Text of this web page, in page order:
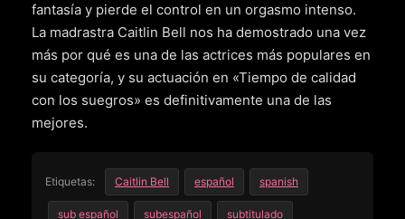
fantasía y pierde el control en un orgasmo intenso.
La madrastra Caitlin Bell nos ha demostrado una vez
más por qué es una de las actrices más populares en
su categoría, y su actuación en «Tiempo de calidad
con los suegros» es definitivamente una de las
mejores.
Etiquetas: Caitlin Bell español spanish
sub español subespañol subtitulado